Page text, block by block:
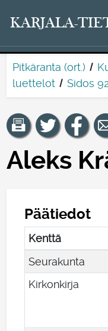
KARJALA-
Pitkäranta (ort.)
luettelot
Sidos
Aleks
Päätiedot
Kenttä
Seurakunta
Kirkonkirja